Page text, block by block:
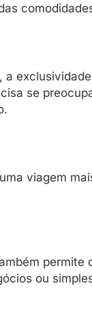
a
se
viagem
permite
ou